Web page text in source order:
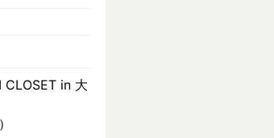
CLOSET in 大